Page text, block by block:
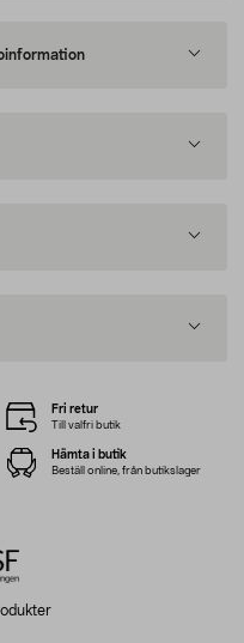
Fri retur
Till valfri butik
Hämta i butik
Beställ online, från butikslager